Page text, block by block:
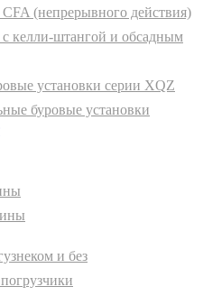
(непрерывного действия)
келли-штангой и обсадным
установки серии XQZ
буровые установки
и без